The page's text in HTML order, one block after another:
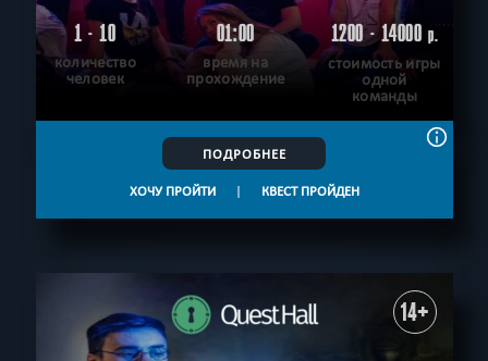
1 - 10
количество
человек
01:00
время на
прохождение
1200 - 14000р.
стоимость игры
одной
команды
ПОДРОБНЕЕ
ХОЧУ ПРОЙТИ | КВЕСТ ПРОЙДЕН
14+